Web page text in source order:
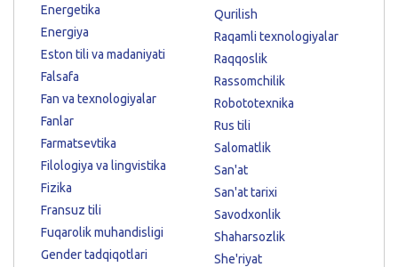
Energetika
Energiya
Eston tili va madaniyati
Falsafa
Fan va texnologiyalar
Fanlar
Farmatsevtika
Filologiya va lingvistika
Fizika
Fransuz tili
Fuqarolik muhandisligi
Gender tadqiqotlari
Qurilish
Raqamli texnologiyalar
Raqqoslik
Rassomchilik
Robototexnika
Rus tili
Salomatlik
San'at
San'at tarixi
Savodxonlik
Shaharsozlik
She'riyat